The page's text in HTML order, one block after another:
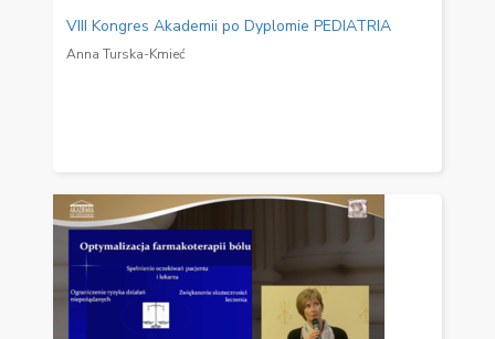
VIII Kongres Akademii po Dyplomie PEDIATRIA
Anna Turska-Kmieć